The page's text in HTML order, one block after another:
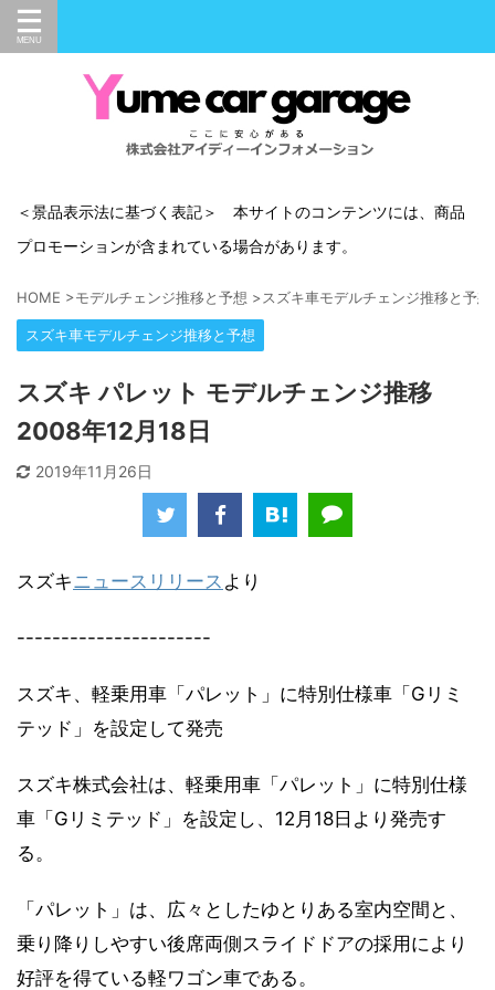
＜景品表示法に基づく表記＞ 本サイトのコンテンツには、商品
プロモーションが含まれている場合があります。
HOME >モデルチェンジ推移と予想 >スズキ車モデルチェンジ推移と予想
スズキ車モデルチェンジ推移と予想
スズキ パレット モデルチェンジ推移
2008年12月18日
2019年11月26日
スズキニュースリリース より
----------------------
スズキ、軽乗用車「パレット」に特別仕様車「Gリミ
テッド」を設定して発売
スズキ株式会社は、軽乗用車「パレット」に特別仕様
車「Gリミテッド」を設定し、12月18日より発売す
る。
「パレット」は、広々としたゆとりある室内空間と、
乗り降りしやすい後席両側スライドドアの採用により
好評を得ている軽ワゴン車である。